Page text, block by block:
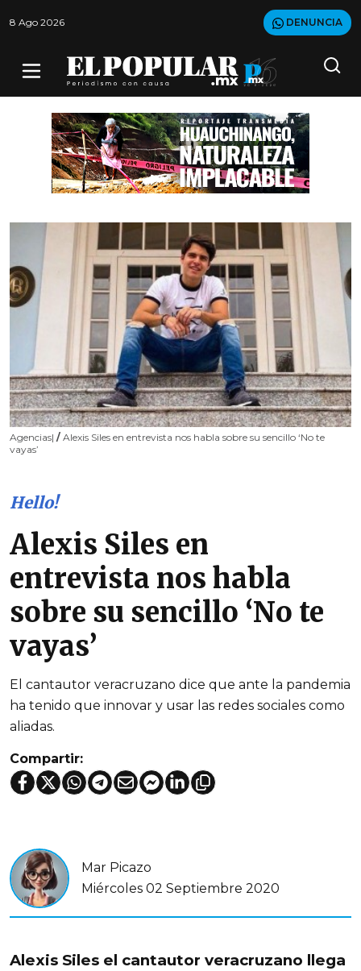
8 Ago 2026 DENUNCIA
Agencias| / Alexis Siles en entrevista nos habla sobre su sencillo ‘No te
vayas’
Hello!
Alexis Siles en
entrevista nos habla
sobre su sencillo ‘No te
vayas’
El cantautor veracruzano dice que ante la pandemia
ha tenido que innovar y usar las redes sociales como
aliadas.
Compartir:
Mar Picazo
Miércoles 02 Septiembre 2020
Alexis Siles el cantautor veracruzano llega